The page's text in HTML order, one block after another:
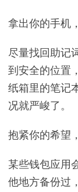
拿出你的手机
尽量找回助记
到安全的位置
纸箱里的笔记
况就严峻了。
抱紧你的希望
某些钱包应用
他地方备份过